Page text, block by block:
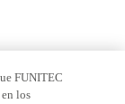
FUNITEC
los